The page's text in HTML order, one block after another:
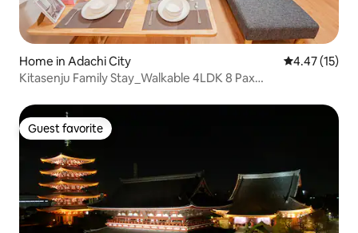
Home in Adachi City 4.47 out of 5
4.47 (15)
Kitasenju Family Stay_Walkable 4LDK 8 Pax
Guest favorite
Guest favorite